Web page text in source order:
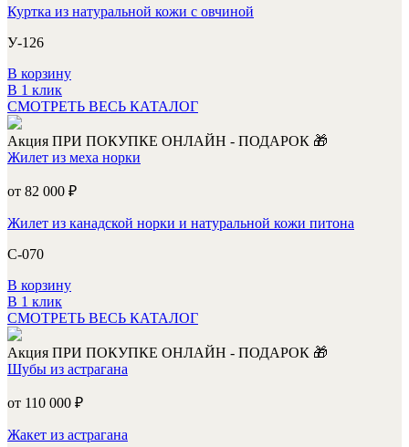
Куртка из натуральной кожи с овчиной
У-126
В корзину
В 1 клик
СМОТРЕТЬ ВЕСЬ КАТАЛОГ
Акция ПРИ ПОКУПКЕ ОНЛАЙН - ПОДАРОК 🎁
Жилет из меха норки
от 82 000 ₽
Жилет из канадской норки и натуральной кожи питона
С-070
В корзину
В 1 клик
СМОТРЕТЬ ВЕСЬ КАТАЛОГ
Акция ПРИ ПОКУПКЕ ОНЛАЙН - ПОДАРОК 🎁
Шубы из астрагана
от 110 000 ₽
Жакет из астрагана